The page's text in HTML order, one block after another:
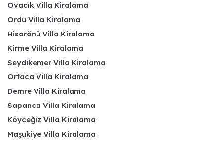
Ovacık Villa Kiralama
Ordu Villa Kiralama
Hisarönü Villa Kiralama
Kirme Villa Kiralama
Seydikemer Villa Kiralama
Ortaca Villa Kiralama
Demre Villa Kiralama
Sapanca Villa Kiralama
Köyceğiz Villa Kiralama
Maşukiye Villa Kiralama